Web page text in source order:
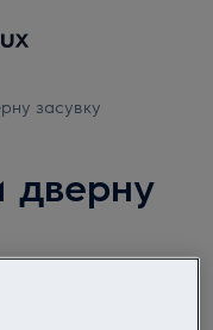
засувку
дверну